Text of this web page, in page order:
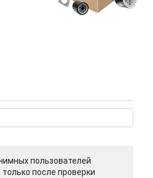
пользователей
после проверки